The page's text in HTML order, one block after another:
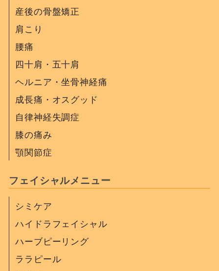
産後の骨盤矯正
肩こり
腰痛
四十肩・五十肩
ヘルニア・坐骨神経痛
成長痛・オスグッド
自律神経失調症
膝の痛み
顎関節症
フェイシャルメニュー
シミケア
ハイドラフェイシャル
ハーブピーリング
ララピール